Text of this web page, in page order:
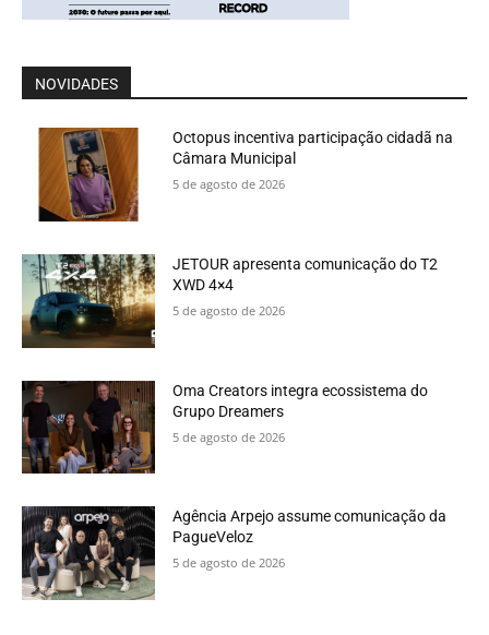
NOVIDADES
Octopus incentiva participação cidadã na
Câmara Municipal
5 de agosto de 2026
JETOUR apresenta comunicação do T2
XWD 4×4
5 de agosto de 2026
Oma Creators integra ecossistema do
Grupo Dreamers
5 de agosto de 2026
Agência Arpejo assume comunicação da
PagueVeloz
5 de agosto de 2026